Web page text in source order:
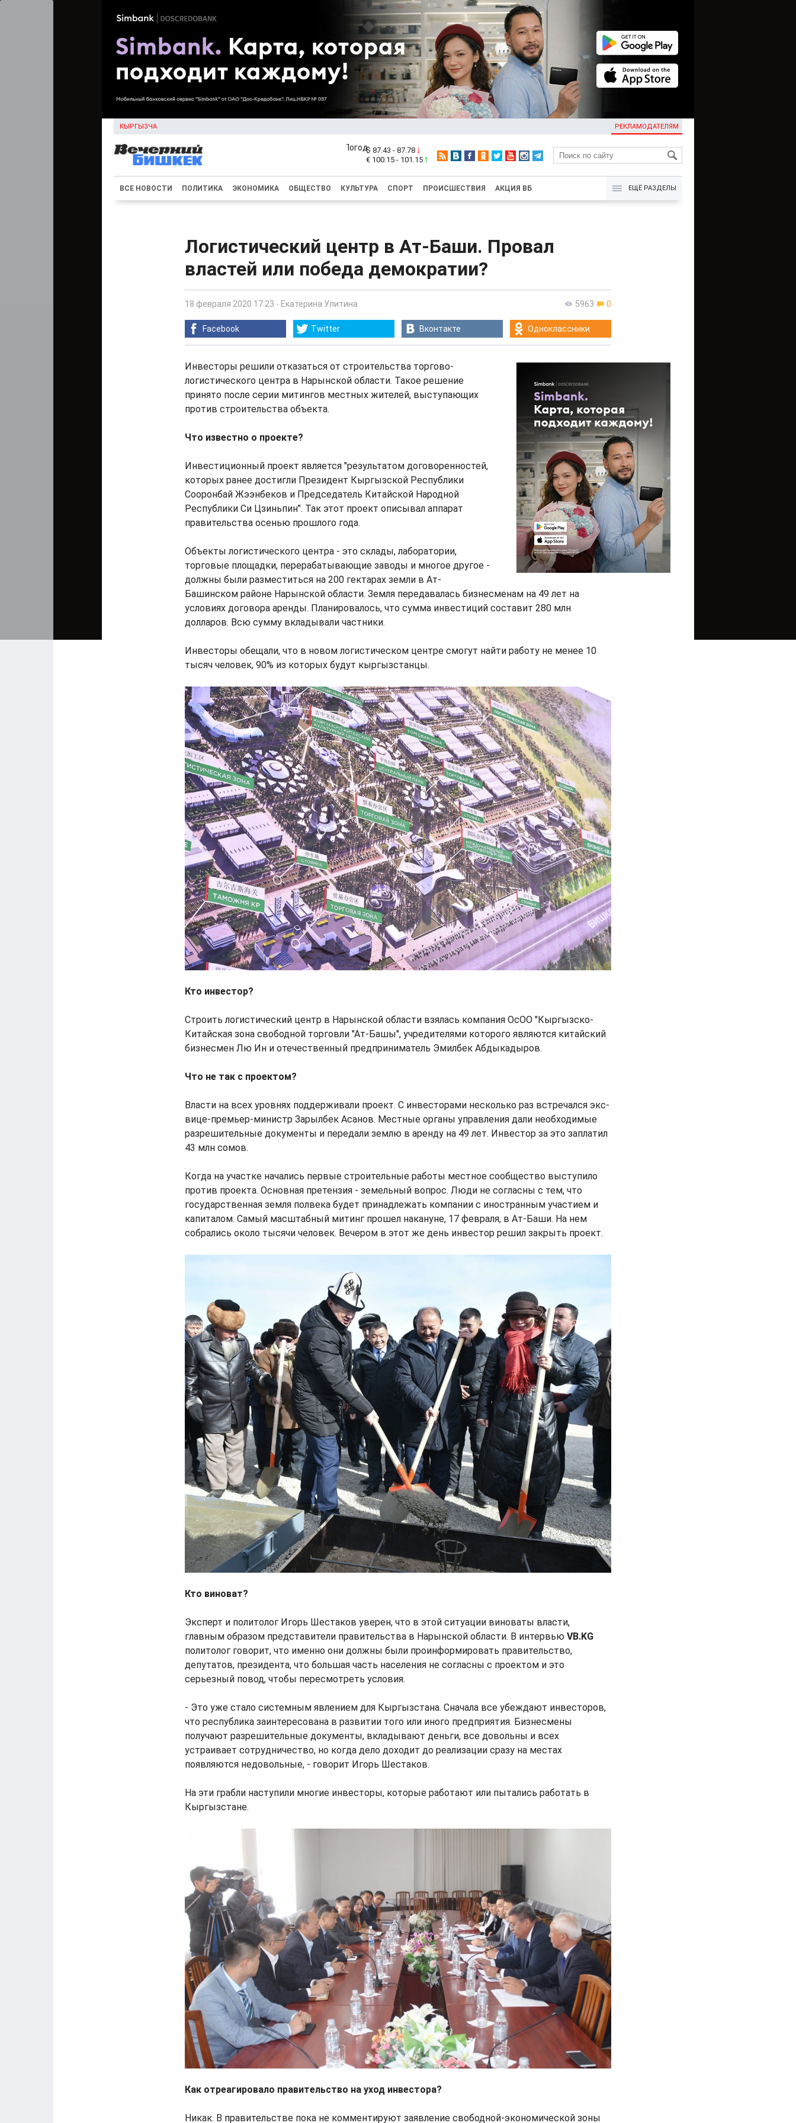
КЫРГЫЗЧА РЕКЛАМОДАТЕЛЯМ
KG
$ 87.43 - 87.78
€ 100.15 - 101.15
ВСЕ НОВОСТИ ПОЛИТИКА ЭКОНОМИКА ОБЩЕСТВО КУЛЬТУРА СПОРТ ПРОИСШЕСТВИЯ АКЦИЯ ВБ ЕЩЁ РАЗДЕЛЫ
Логистический центр в Ат-Баши. Провал
властей или победа демократии?
5963 0
18 февраля 2020 17:23 - Екатерина Улитина
Facebook Twitter Вконтакте Одноклассники
Инвесторы решили отказаться от строительства торгово-
логистического центра в Нарынской области. Такое решение
принято после серии митингов местных жителей, выступающих
против строительства объекта.
Что известно о проекте?
Инвестиционный проект является "результатом договоренностей,
которых ранее достигли Президент Кыргызской Республики
Сооронбай Жээнбеков и Председатель Китайской Народной
Республики Си Цзиньпин". Так этот проект описывал аппарат
правительства осенью прошлого года.
Объекты логистического центра - это склады, лаборатории,
торговые площадки, перерабатывающие заводы и многое другое -
должны были разместиться на 200 гектарах земли в Ат-
Башинском районе Нарынской области. Земля передавалась бизнесменам на 49 лет на
условиях договора аренды. Планировалось, что сумма инвестиций составит 280 млн
долларов. Всю сумму вкладывали частники.
Инвесторы обещали, что в новом логистическом центре смогут найти работу не менее 10
тысяч человек, 90% из которых будут кыргызстанцы.
Кто инвестор?
Строить логистический центр в Нарынской области взялась компания ОсОО "Кыргызско-
Китайская зона свободной торговли "Ат-Башы", учредителями которого являются китайский
бизнесмен Лю Ин и отечественный предприниматель Эмилбек Абдыкадыров.
Что не так с проектом?
Власти на всех уровнях поддерживали проект. С инвесторами несколько раз встречался экс-
вице-премьер-министр Зарылбек Асанов. Местные органы управления дали необходимые
разрешительные документы и передали землю в аренду на 49 лет. Инвестор за это заплатил
43 млн сомов.
Когда на участке начались первые строительные работы местное сообщество выступило
против проекта. Основная претензия - земельный вопрос. Люди не согласны с тем, что
государственная земля полвека будет принадлежать компании с иностранным участием и
капиталом. Самый масштабный митинг прошел накануне, 17 февраля, в Ат-Баши. На нем
собрались около тысячи человек. Вечером в этот же день инвестор решил закрыть проект.
Кто виноват?
Эксперт и политолог Игорь Шестаков уверен, что в этой ситуации виноваты власти,
главным образом представители правительства в Нарынской области. В интервью VB.KG
политолог говорит, что именно они должны были проинформировать правительство,
депутатов, президента, что большая часть населения не согласны с проектом и это
серьезный повод, чтобы пересмотреть условия.
- Это уже стало системным явлением для Кыргызстана. Сначала все убеждают инвесторов,
что республика заинтересована в развитии того или иного предприятия. Бизнесмены
получают разрешительные документы, вкладывают деньги, все довольны и всех
устраивает сотрудничество, но когда дело доходит до реализации сразу на местах
появляются недовольные, - говорит Игорь Шестаков.
На эти грабли наступили многие инвесторы, которые работают или пытались работать в
Кыргызстане.
Как отреагировало правительство на уход инвестора?
Никак. В правительстве пока не комментируют заявление свободной-экономической зоны